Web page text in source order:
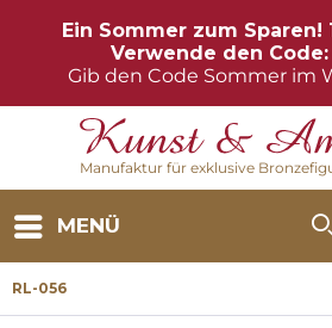
Ein Sommer zum Sparen!
Verwende den
Gib den Code Sommer im
Manufaktur für exklusive
MENÜ
RL-056